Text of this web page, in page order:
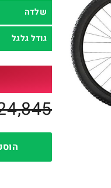
שלדה
גודל גלגל